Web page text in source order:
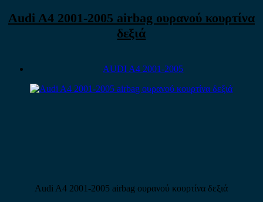
Audi A4 2001-2005 airbag ουρανού κουρτίνα
δεξιά
AUDI A4 2001-2005
Audi A4 2001-2005 airbag ουρανού κουρτίνα δεξιά